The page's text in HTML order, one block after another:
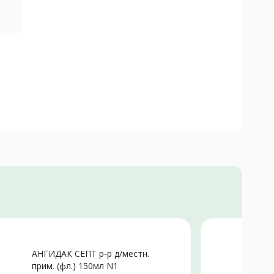
АНГИДАК СЕПТ р-р д/местн.
прим. (фл.) 150мл N1